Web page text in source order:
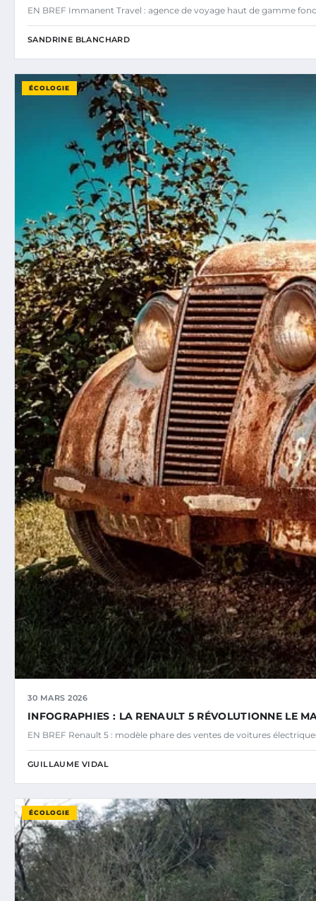
EN BREF Immanent Travel : agence de voyage haut de gamme
SANDRINE BLANCHARD
ÉCOLOGIE
30 MARS 2026
INFOGRAPHIES : LA RENAULT 5 RÉVOLUTIONNE LE
EN BREF Renault 5 : modèle phare des ventes de voitures
GUILLAUME VIDAL
ÉCOLOGIE